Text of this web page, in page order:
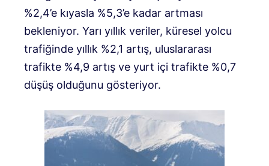
%2,4’e kıyasla %5,3’e kadar artması
bekleniyor. Yarı yıllık veriler, küresel yolcu
trafiğinde yıllık %2,1 artış, uluslararası
trafikte %4,9 artış ve yurt içi trafikte %0,7
düşüş olduğunu gösteriyor.